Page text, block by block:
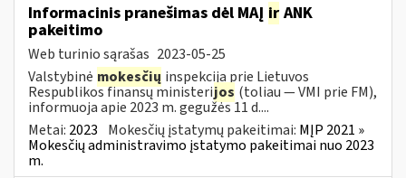
Informacinis pranešimas dėl MAĮ ir ANK
pakeitimo
Web turinio sąrašas 2023-05-25
Valstybinė mokesčių inspekcija prie Lietuvos
Respublikos finansų ministerijos (toliau — VMI prie FM),
informuoja apie 2023 m. gegužės 11 d....
Metai: 2023 Mokesčių įstatymų pakeitimai: MĮP 2021 »
Mokesčių administravimo įstatymo pakeitimai nuo 2023
m.